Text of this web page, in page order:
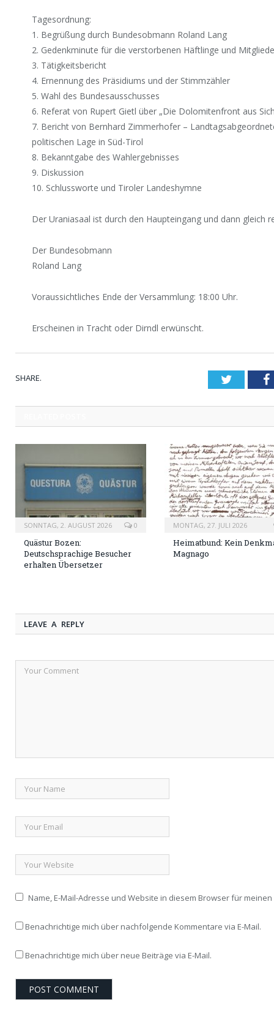
Tagesordnung:
1. Begrüßung durch Bundesobmann Roland Lang
2. Gedenkminute für die verstorbenen Häftlinge und
3. Tätigkeitsbericht
4. Ernennung des Präsidiums und der Stimmzähler
5. Wahl des Bundesausschusses
6. Referat von Rupert Gietl über „Die Dolomitenfront aus
7. Bericht von Bernhard Zimmerhofer –
politischen Lage in Süd-Tirol
8. Bekanntgabe des Wahlergebnisses
9. Diskussion
10. Schlussworte und Tiroler Landeshymne
Der Uraniasaal ist durch den Haupteingang und dann gleich
Der Bundesobmann
Roland Lang
Voraussichtliches Ende der Versammlung: 18:00 Uhr.
Erscheinen in Tracht oder Dirndl erwünscht.
SHARE. Twitter
SONNTAG, 2. AUGUST 2026 0
Quästur Bozen:
Deutschsprachige Besucher
erhalten Übersetzer
MONTAG, 27. JULI 2026
Heimatbund: Kein
Magnago
LEAVE A REPLY
Name, E-Mail-Adresse und Website in diesem Browser für
Benachrichtige mich über nachfolgende Kommentare via E-Mail.
Benachrichtige mich über neue Beiträge via E-Mail.